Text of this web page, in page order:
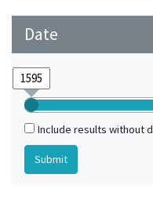
Date
Include results without